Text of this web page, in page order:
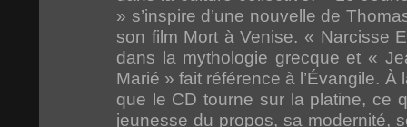
» s’inspire d’une nouvelle de
son film Mort à Venise. « Narcisse
dans la mythologie grecque et «
Marié » fait référence à l’Évangile.
que le CD tourne sur la platine, ce
jeunesse du propos, sa modernité,